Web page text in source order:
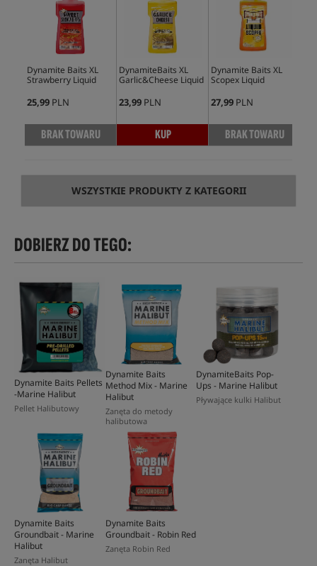
Dynamite Baits XL
Strawberry Liquid
25,99 PLN
BRAK TOWARU
DynamiteBaits XL
Garlic&Cheese Liquid
23,99 PLN
KUP
Dynamite Baits XL
Scopex Liquid
27,99 PLN
BRAK TOWARU
WSZYSTKIE PRODUKTY Z KATEGORII
DOBIERZ DO TEGO:
Dynamite Baits Pellets
-Marine Halibut
Pellet Halibutowy
Dynamite Baits
Method Mix - Marine
Halibut
Zanęta do metody
halibutowa
DynamiteBaits Pop-
Ups - Marine Halibut
Pływające kulki Halibut
Dynamite Baits
Groundbait - Marine
Halibut
Zanęta Halibut
Dynamite Baits
Groundbait - Robin Red
Zanęta Robin Red